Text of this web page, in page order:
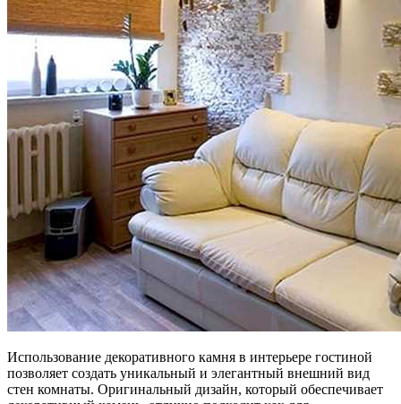
Использование декоративного камня в интерьере гостиной
позволяет создать уникальный и элегантный внешний вид
стен комнаты. Оригинальный дизайн, который обеспечивает